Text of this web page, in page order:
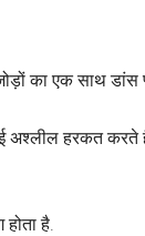
का एक साथ डांस
अश्लील हरकत
होता है.